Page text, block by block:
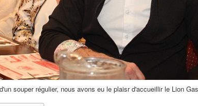
souper régulier, nous avons eu le plaisr d'accueillir le Lion